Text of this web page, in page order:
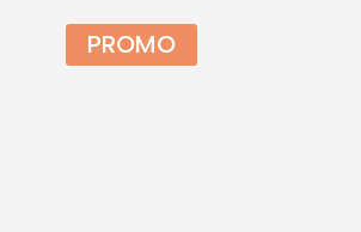
PROMO